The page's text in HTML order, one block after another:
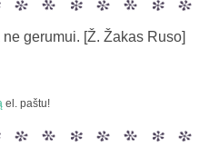
gerumui. [Ž. Žakas Ruso]
el. paštu!